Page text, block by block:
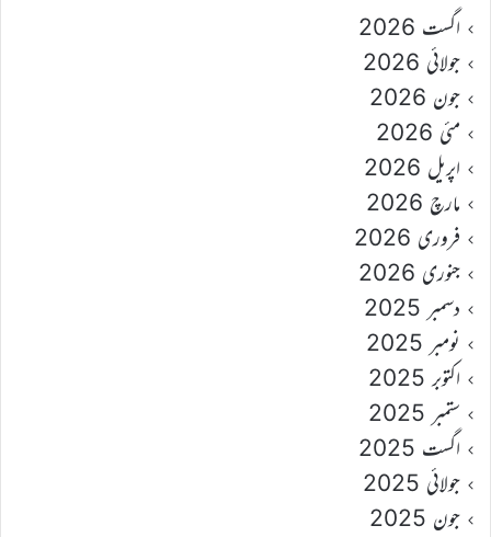
اگست 2026
جولائی 2026
جون 2026
مئی 2026
اپریل 2026
مارچ 2026
فروری 2026
جنوری 2026
دسمبر 2025
نومبر 2025
اکتوبر 2025
ستمبر 2025
اگست 2025
جولائی 2025
جون 2025